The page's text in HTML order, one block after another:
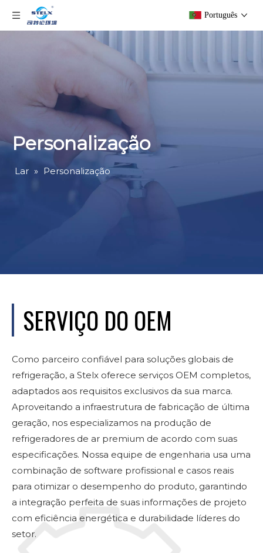
Português
Personalização
Lar » Personalização
SERVIÇO DO OEM
Como parceiro confiável para soluções globais de
refrigeração, a Stelx oferece serviços OEM completos,
adaptados aos requisitos exclusivos da sua marca.
Aproveitando a infraestrutura de fabricação de última
geração, nos especializamos na produção de
refrigeradores de ar premium de acordo com suas
especificações. Nossa equipe de engenharia usa uma
combinação de software profissional e casos reais
para otimizar o desempenho do produto, garantindo
a integração perfeita de suas informações de projeto
com eficiência energética e durabilidade líderes do
setor.